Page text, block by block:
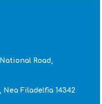
Road,
Nea Filadelfia 14342